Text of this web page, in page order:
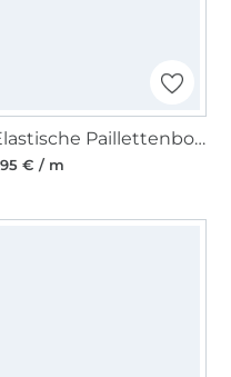
Elastische Paillettenborte 30 mm pink
€ / m